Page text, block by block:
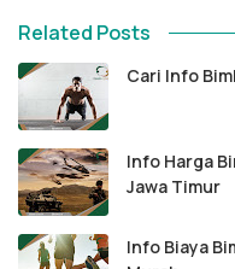
Related Posts
Cari Info
Info Harga
Jawa Timur
Info Biaya